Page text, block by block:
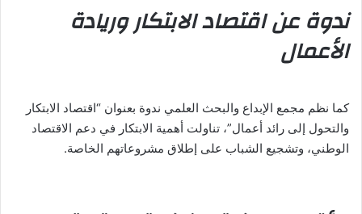
ندوة عن اقتصاد الابتكار وريادة
الأعمال
كما نظم مجمع الإبداع والبحث العلمي ندوة بعنوان “اقتصاد الابتكار
والتحول إلى رائد أعمال”، تناولت أهمية الابتكار في دعم الاقتصاد
الوطني، وتشجيع الشباب على إطلاق مشروعاتهم الخاصة.